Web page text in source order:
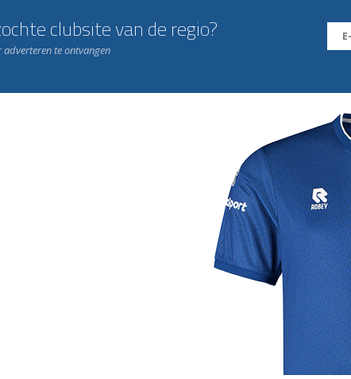
clubsite van de regio?
adverteren te ontvangen